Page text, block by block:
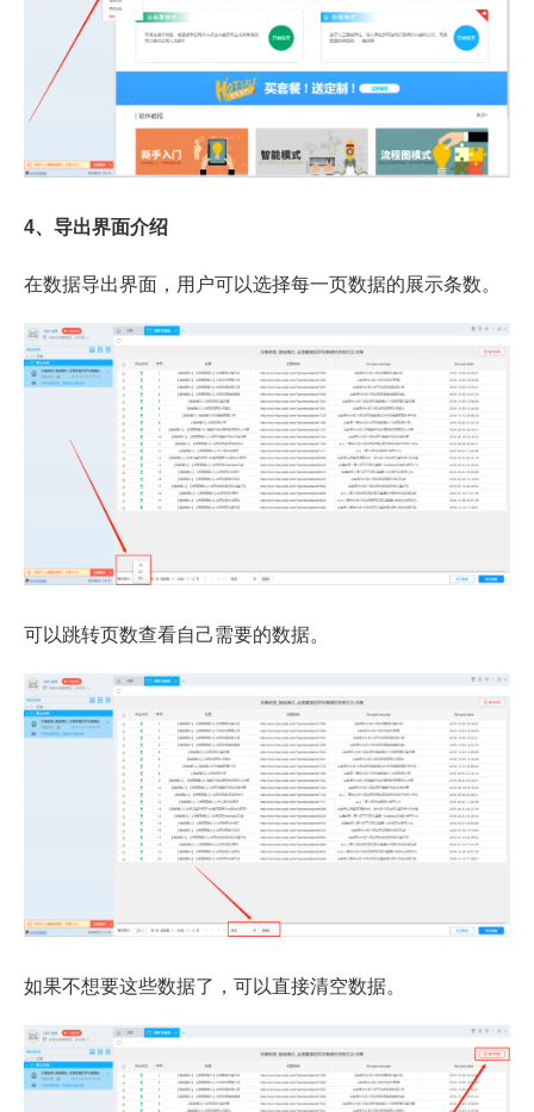
4、导出界面介绍
在数据导出界面，用户可以选择每一页数据的展示条数。
可以跳转页数查看自己需要的数据。
如果不想要这些数据了，可以直接清空数据。